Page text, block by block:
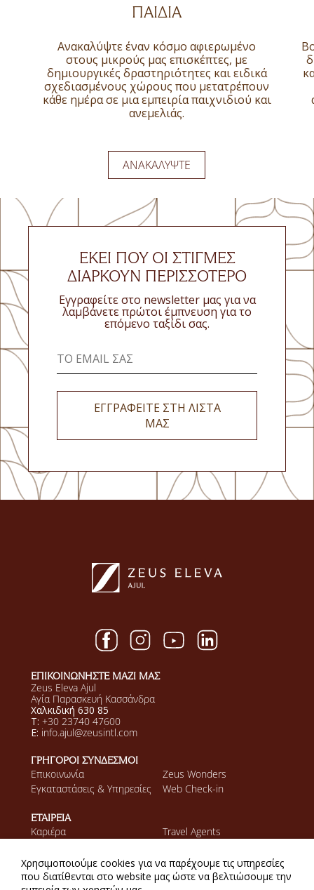
ΠΑΙΔΙΆ
Ανακαλύψτε έναν κόσμο αφιερωμένο
στους μικρούς μας επισκέπτες, με
δημιουργικές δραστηριότητες και ειδικά
σχεδιασμένους χώρους που μετατρέπουν
κάθε ημέρα σε μια εμπειρία παιχνιδιού και
ανεμελιάς.
ΑΝΑΚΑΛΎΨΤΕ
ΕΚΕΊ ΠΟΥ ΟΙ ΣΤΙΓΜΈΣ
ΔΙΑΡΚΟΎΝ ΠΕΡΙΣΣΌΤΕΡΟ
Εγγραφείτε στο newsletter μας για να
λαμβάνετε πρώτοι έμπνευση για το
επόμενο ταξίδι σας.
ΕΓΓΡΑΦΕΙΤΕ ΣΤΗ ΛΙΣΤΑ
ΜΑΣ
ΕΠΙΚΟΙΝΩΝΗΣΤΕ ΜΑΖΙ ΜΑΣ
Zeus Eleva Ajul
Αγία Παρασκευή Κασσάνδρα
Χαλκιδική 630 85
T: +30 23740 47600
E: info.ajul@zeusintl.com
ΓΡΗΓΟΡΟΙ ΣΥΝΔΕΣΜΟΙ
Επικοινωνία
Zeus Wonders
Εγκαταστάσεις & Υπηρεσίες
Web Check-in
ΕΤΑΙΡΕΙΑ
Καριέρα
Travel Agents
Zeus
Χρησιμοποιούμε cookies για να παρέχουμε τις υπηρεσίες
που διατίθενται στο website μας ώστε να βελτιώσουμε την